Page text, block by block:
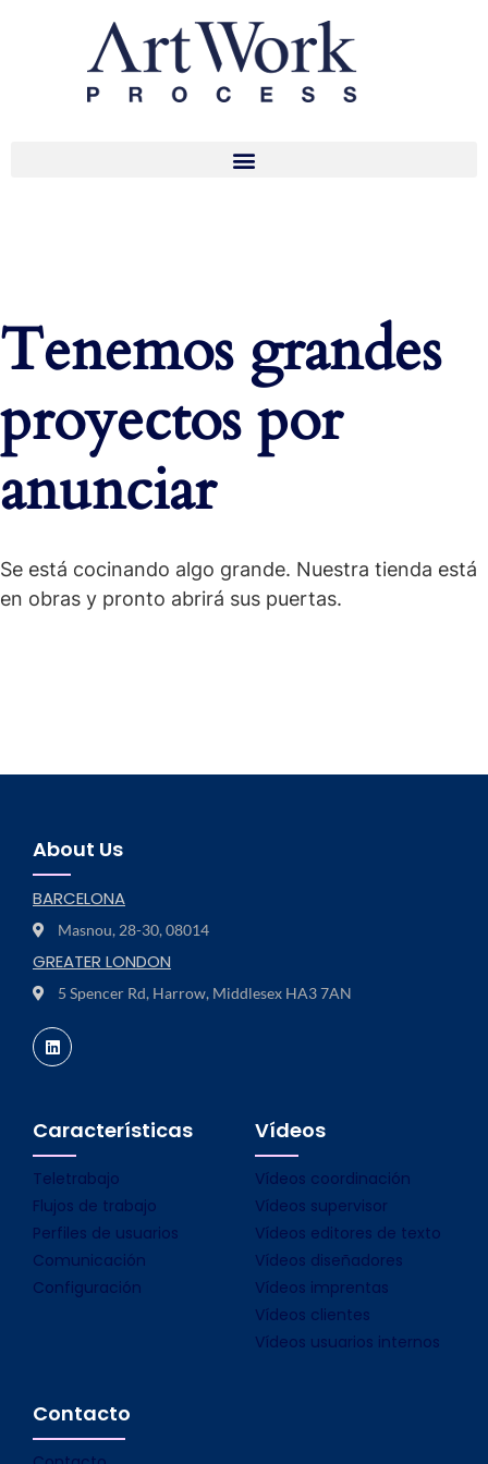
Tenemos grandes
proyectos por
anunciar
Se está cocinando algo grande. Nuestra tienda está
en obras y pronto abrirá sus puertas.
About Us
BARCELONA
Masnou, 28-30, 08014
GREATER LONDON
5 Spencer Rd, Harrow, Middlesex HA3 7AN
Características
Teletrabajo
Flujos de trabajo
Perfiles de usuarios
Comunicación
Configuración
Vídeos
Vídeos coordinación
Vídeos supervisor
Vídeos editores de texto
Vídeos diseñadores
Vídeos imprentas
Vídeos clientes
Vídeos usuarios internos
Contacto